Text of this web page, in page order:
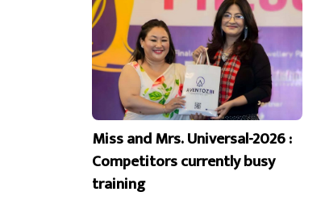
Miss and Mrs. Universal-2026 :
Competitors currently busy
training